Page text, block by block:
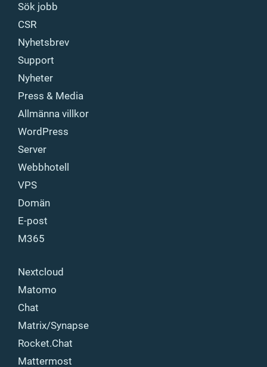
Sök jobb
CSR
Nyhetsbrev
Support
Nyheter
Press & Media
Allmänna villkor
WordPress
Server
Webbhotell
VPS
Domän
E-post
M365
Nextcloud
Matomo
Chat
Matrix/Synapse
Rocket.Chat
Mattermost